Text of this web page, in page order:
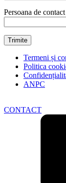
Persoana de contact
Termeni și
Politica
ANPC
CONTACT